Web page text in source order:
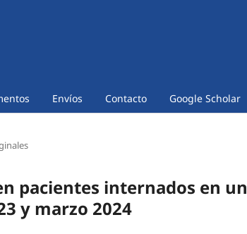
Envíos Contacto Google Scholar
pacientes internados en un
y marzo 2024